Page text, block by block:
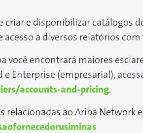
criar e disponibilizar catálogos
acesso a diversos relatórios
você encontrará maiores
e Enterprise (empresarial),
accounts-and-pricing.
relacionadas ao Ariba